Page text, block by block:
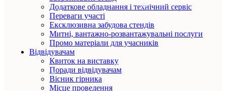
Додаткове обладнання і технічний сервіс
Переваги участі
Ексклюзивна забудова стендів
Митні, вантажно-розвантажувальні послуги
Промо матеріали для учасників
Відвідувачам
Квиток на виставку
Поради відвідувачам
Вісник гірника
Місце проведення